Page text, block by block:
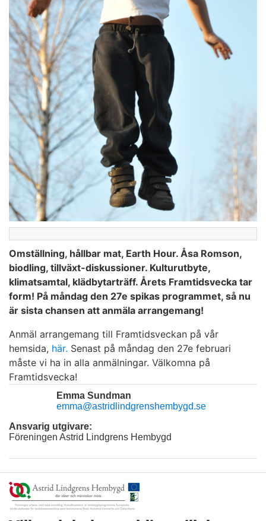
Omställning, hållbar mat, Earth Hour. Åsa Romson,
biodling, tillväxt-diskussioner. Kulturutbyte,
klimatsamtal, klädbytarträff. Årets Framtidsvecka tar
form! På måndag den 27e spikas programmet, så nu
är sista chansen att anmäla arrangemang!
Anmäl arrangemang till Framtidsveckan på vår
hemsida, här. Senast på måndag den 27e februari
måste vi ha in alla anmälningar. Välkomna på
Framtidsvecka!
Emma Sundman
emma@astridlindgrenshembygd.se
Ansvarig utgivare:
Föreningen Astrid Lindgrens Hembygd